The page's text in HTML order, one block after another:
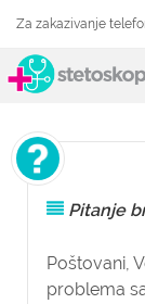
Za zakazivanje
Pitanje
Poštovani,
problema